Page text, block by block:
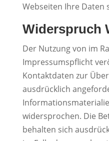
Webseiten Ihre Daten
Widerspruch
Der Nutzung von im
Impressumspflicht
Kontaktdaten zur
ausdrücklich
widersprochen. Die
behalten sich